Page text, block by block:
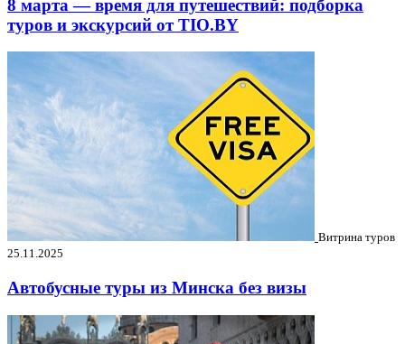
8 марта — время для путешествий: подборка
туров и экскурсий от TIO.BY
Витрина туров
25.11.2025
Автобусные туры из Минска без визы